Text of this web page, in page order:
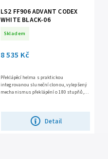
LS2 FF906 ADVANT CODEX
WHITE BLACK-06
Skladem
8 535 Kč
Detail
Překlápěcí helma s praktickou
integrovanou sluneční clonou, vylepšený
mechanismus překlápění o 180 stupňů,